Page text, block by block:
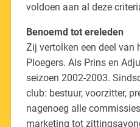
voldoen aan al deze
Benoemd tot ereleden
Zij vertolken een deel van
Ploegers. Als Prins en
seizoen 2002-2003.
club: bestuur, voorzitter,
nagenoeg alle
marketing tot